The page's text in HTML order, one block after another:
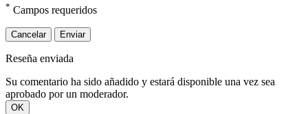
* Campos requeridos
Cancelar Enviar
Reseña enviada
Su comentario ha sido añadido y estará disponible una vez sea
aprobado por un moderador.
OK